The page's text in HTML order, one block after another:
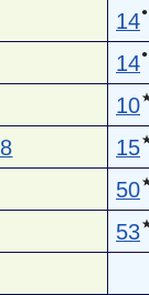
14●
14●
10
15
50
53